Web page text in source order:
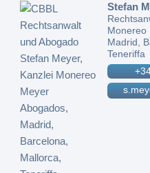
Stefan
Monereo
Madrid,
Teneriffa